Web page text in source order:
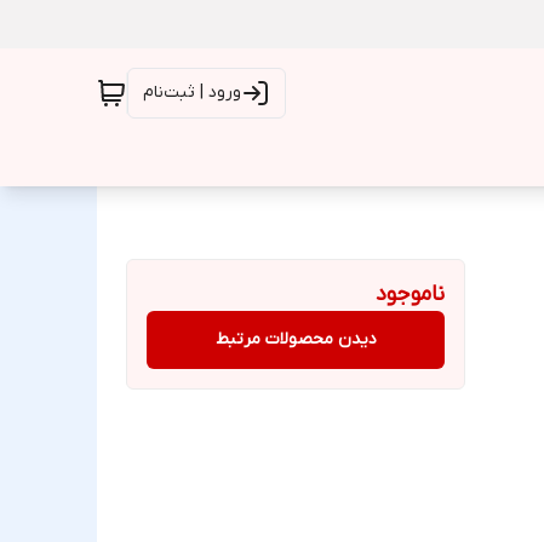
ورود | ثبت‌نام
ناموجود
دیدن محصولات مرتبط